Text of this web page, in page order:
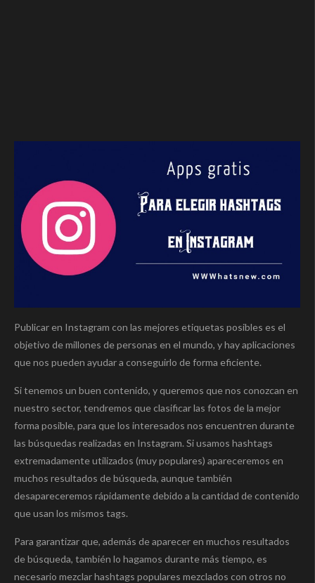
Publicar en Instagram con las mejores etiquetas posibles es el
objetivo de millones de personas en el mundo, y hay aplicaciones
que nos pueden ayudar a conseguirlo de forma eficiente.
Si tenemos un buen contenido, y queremos que nos conozcan en
nuestro sector, tendremos que clasificar las fotos de la mejor
forma posible, para que los interesados nos encuentren durante
las búsquedas realizadas en Instagram. Si usamos hashtags
extremadamente utilizados (muy populares) apareceremos en
muchos resultados de búsqueda, aunque también
desapareceremos rápidamente debido a la cantidad de contenido
que usan los mismos tags.
Para garantizar que, además de aparecer en muchos resultados
de búsqueda, también lo hagamos durante más tiempo, es
necesario mezclar hashtags populares mezclados con otros no